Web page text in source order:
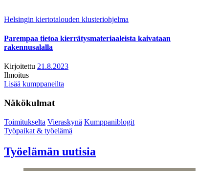
Helsingin kiertotalouden klusteriohjelma
Parempaa tietoa kierrätysmateriaaleista kaivataan
rakennusalalla
Kirjoitettu 21.8.2023
Ilmoitus
Lisää kumppaneilta
Näkökulmat
Toimitukselta Vieraskynä Kumppaniblogit
Työpaikat & työelämä
Työelämän uutisia